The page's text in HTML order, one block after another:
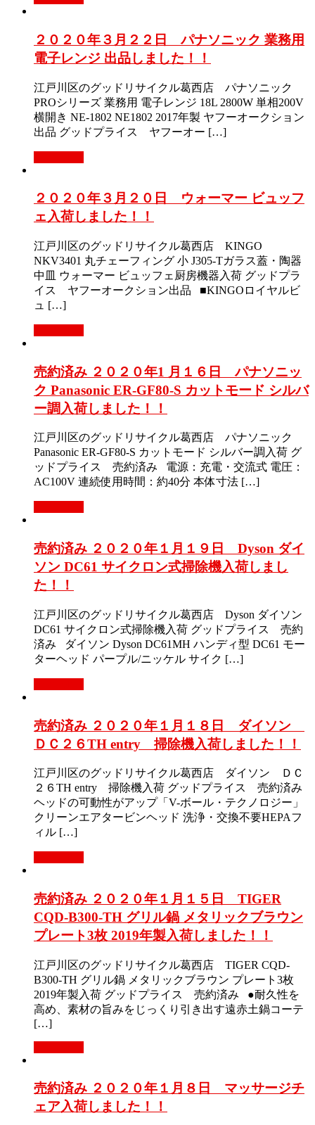
２０２０年３月２２日 パナソニック 業務用
電子レンジ 出品しました！！
江戸川区のグッドリサイクル葛西店 パナソニック
PROシリーズ 業務用 電子レンジ 18L 2800W 単相200V
横開き NE-1802 NE1802 2017年製 ヤフーオークション
出品 グッドプライス ヤフーオー […]
２０２０年３月２０日 ウォーマー ビュッフ
ェ入荷しました！！
江戸川区のグッドリサイクル葛西店 KINGO
NKV3401 丸チェーフィング 小 J305-Tガラス蓋・陶器
中皿 ウォーマー ビュッフェ厨房機器入荷 グッドプラ
イス ヤフーオークション出品 ■KINGOロイヤルビ
ュ […]
売約済み ２０２０年1 月１６日 パナソニッ
ク Panasonic ER-GF80-S カットモード シルバ
ー調入荷しました！！
江戸川区のグッドリサイクル葛西店 パナソニック
Panasonic ER-GF80-S カットモード シルバー調入荷 グ
ッドプライス 売約済み 電源：充電・交流式 電圧：
AC100V 連続使用時間：約40分 本体寸法 […]
売約済み ２０２０年１月１９日 Dyson ダイ
ソン DC61 サイクロン式掃除機入荷しまし
た！！
江戸川区のグッドリサイクル葛西店 Dyson ダイソン
DC61 サイクロン式掃除機入荷 グッドプライス 売約
済み ダイソン Dyson DC61MH ハンディ型 DC61 モー
ターヘッド パープル/ニッケル サイク […]
売約済み ２０２０年１月１８日 ダイソン
ＤＣ２６TH entry 掃除機入荷しました！！
江戸川区のグッドリサイクル葛西店 ダイソン ＤＣ
２６TH entry 掃除機入荷 グッドプライス 売約済み
ヘッドの可動性がアップ「V-ボール・テクノロジー」
クリーンエアタービンヘッド 洗浄・交換不要HEPAフ
ィル […]
売約済み ２０２０年１月１５日 TIGER
CQD-B300-TH グリル鍋 メタリックブラウン
プレート3枚 2019年製入荷しました！！
江戸川区のグッドリサイクル葛西店 TIGER CQD-
B300-TH グリル鍋 メタリックブラウン プレート3枚
2019年製入荷 グッドプライス 売約済み ●耐久性を
高め、素材の旨みをじっくり引き出す遠赤土鍋コーテ
[…]
売約済み ２０２０年１月８日 マッサージチ
ェア入荷しました！！